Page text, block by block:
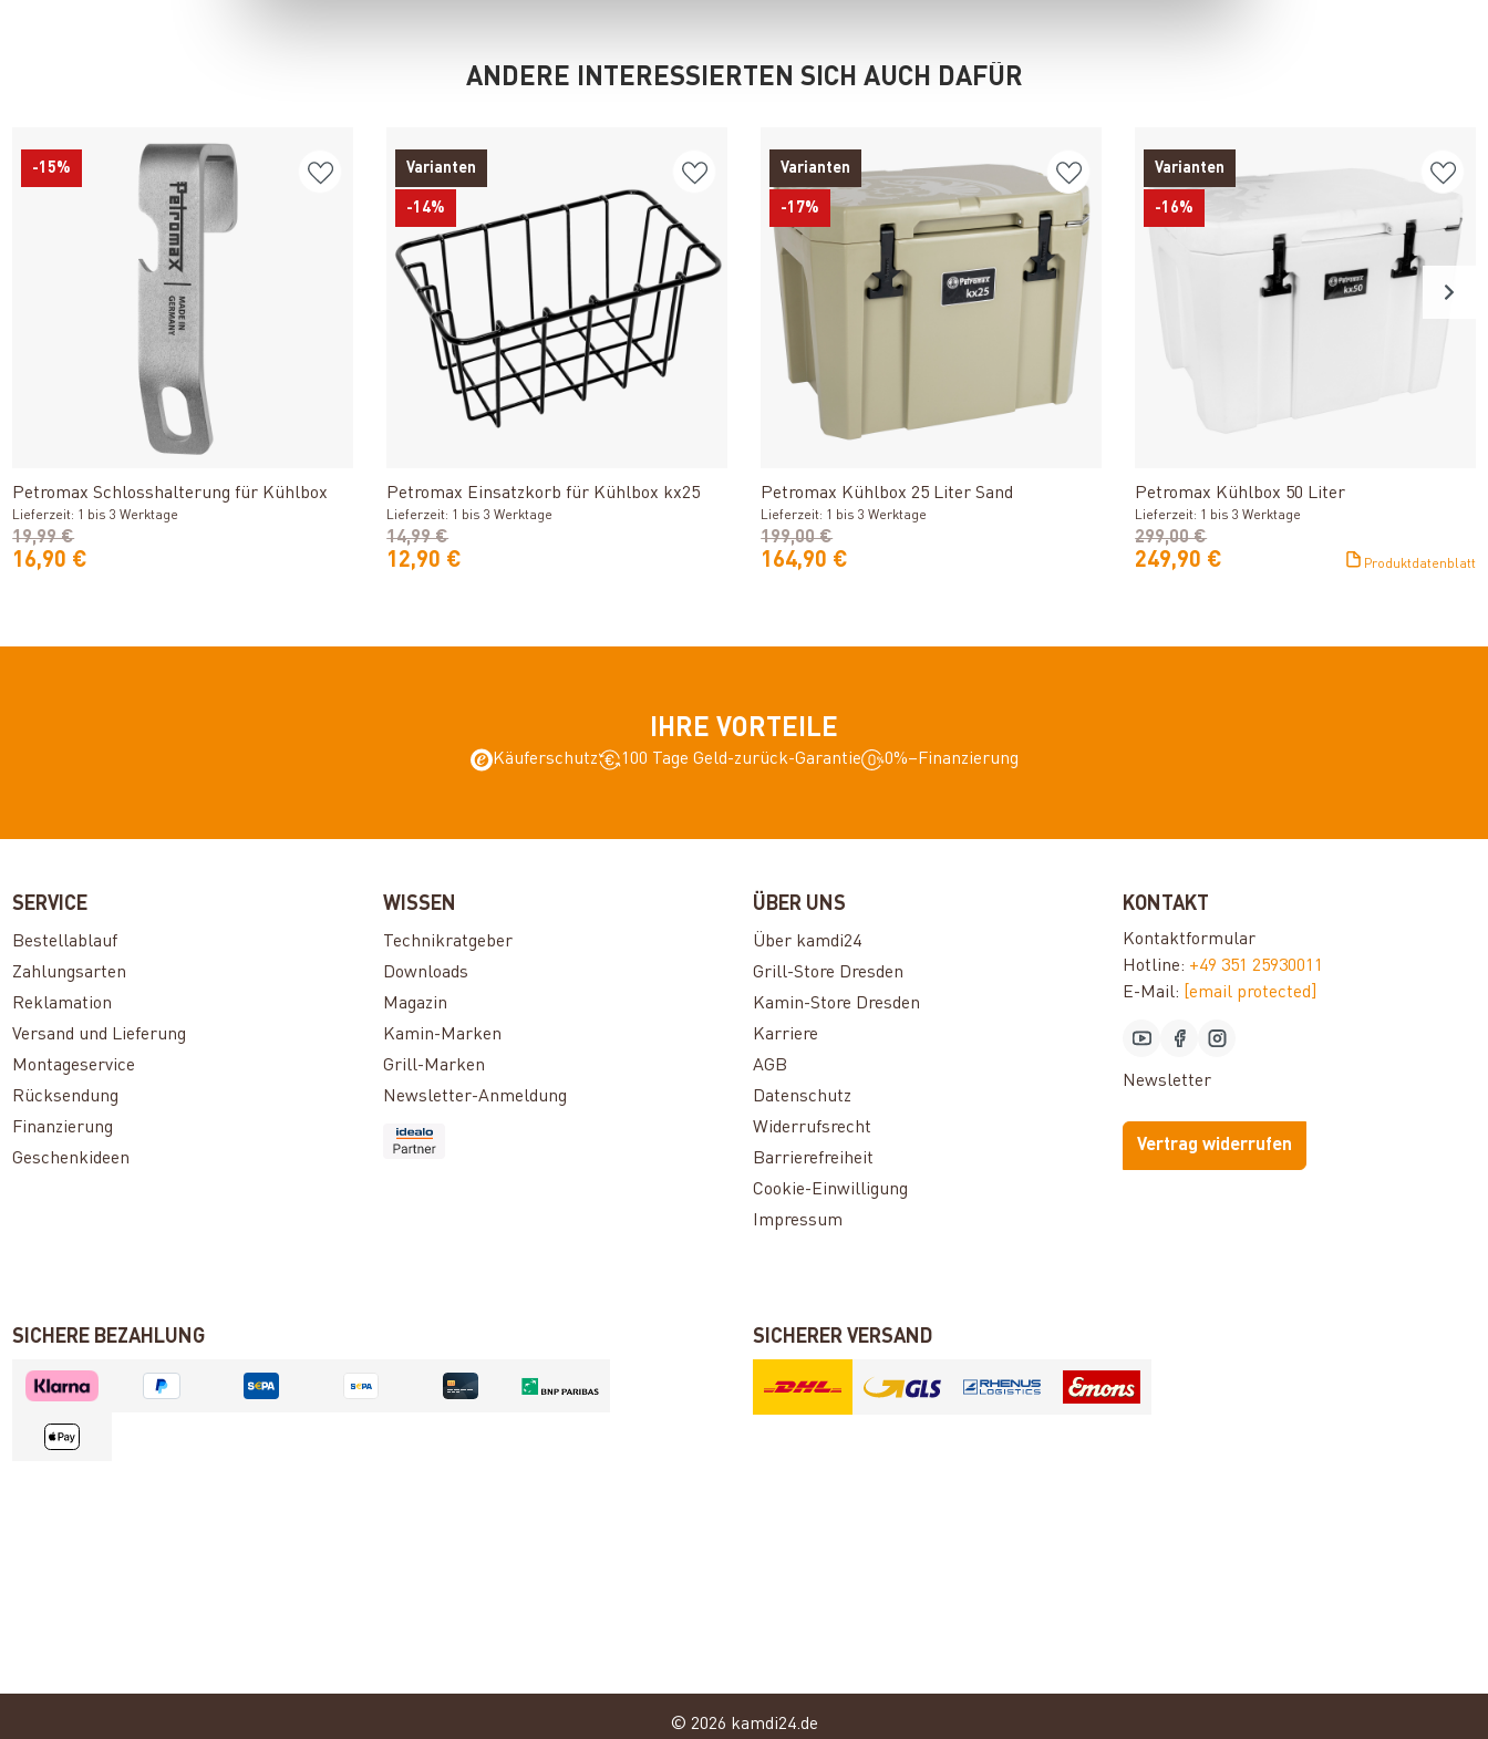
ANDERE INTERESSIERTEN SICH AUCH DAFÜR
-15%
Produkt ansehen
Petromax Schlosshalterung für Kühlbox
Lieferzeit: 1 bis 3 Werktage
16,90 €
19,99 €
Varianten
-14%
Petromax Einsatzkorb für Kühlbox kx25
Lieferzeit: 1 bis 3 Werktage
12,90 €
14,99 €
Varianten
-17%
Petromax Kühlbox 25 Liter Sand
Lieferzeit: 1 bis 3 Werktage
164,90 €
199,00 €
Varianten
-16%
Petromax Kühlbox 50 Liter
Lieferzeit: 1 bis 3 Werktage
249,90 €
299,00 €
Produktdatenblatt
IHRE VORTEILE
Käuferschutz 100 Tage Geld-zurück-Garantie 0%–Finanzierung
SERVICE
Bestellablauf
Zahlungsarten
Reklamation
Versand und Lieferung
Montageservice
Rücksendung
Finanzierung
Geschenkideen
WISSEN
Technikratgeber
Downloads
Magazin
Kamin-Marken
Grill-Marken
Newsletter-Anmeldung
ÜBER UNS
Über kamdi24
Grill-Store Dresden
Kamin-Store Dresden
Karriere
AGB
Datenschutz
Widerrufsrecht
Barrierefreiheit
Cookie-Einwilligung
Impressum
KONTAKT
Kontaktformular
Hotline: +49 351 25930011
E-Mail:
[email protected]
Newsletter
Vertrag widerrufen
SICHERE BEZAHLUNG SICHERER VERSAND
© 2026 kamdi24.de